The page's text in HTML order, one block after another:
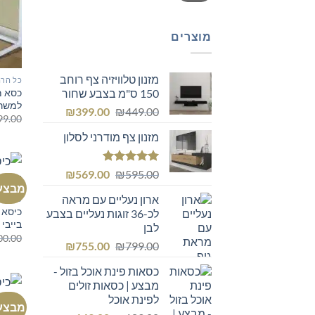
מוצרים
מזנון טלוויזיה צף רוחב
150 ס"מ בצבע שחור
₪449.00
המחיר
היה:
₪449.00.
₪399.00
המחיר
הוא:מזנון צף מודרני לסלון
דורג5.00
₪595.00
המחיר
היה:
₪595.00.
₪569.00
המחיר
הוא:
₪569.00.
ארון נעליים עם מראה
לכ-36 זוגות נעליים בצבע
לבן
₪799.00
המחיר
היה:
₪799.00.
₪755.00
המחיר
הוא:
כסאות פינת אוכל בזול -
מבצע | כסאות זולים
לפינת אוכל
כל
כסא
כל
בייבי